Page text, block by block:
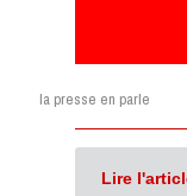
la presse en parle
Lire